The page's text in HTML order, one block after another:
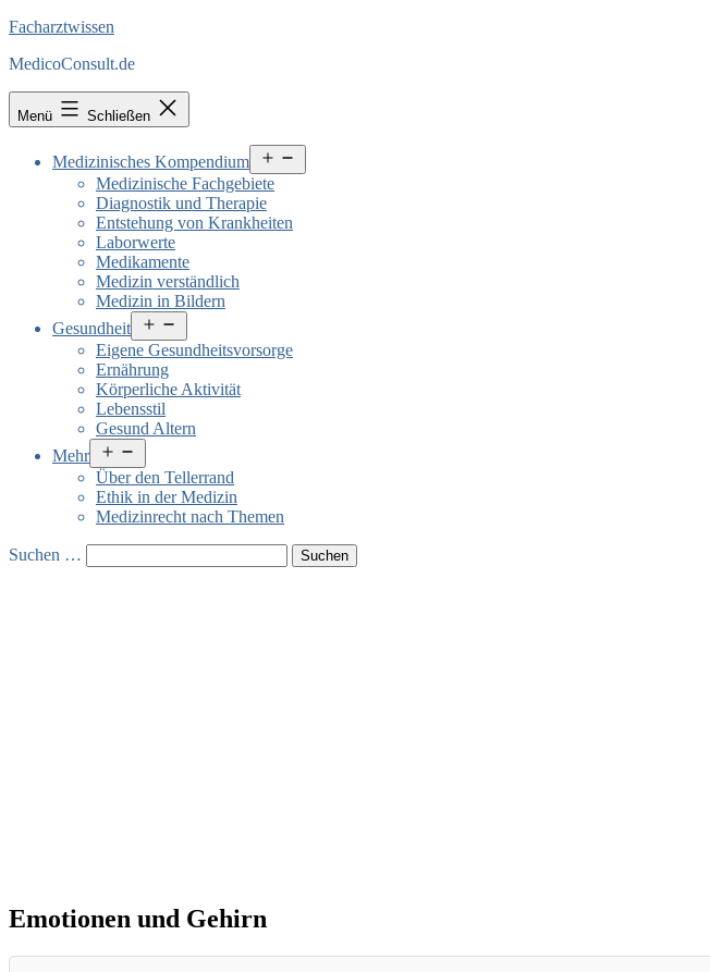
Facharztwissen
MedicoConsult.de
Menü Schließen
Medizinisches Kompendium
öffnen
Medizinische Fachgebiete
Diagnostik und Therapie
Entstehung von Krankheiten
Laborwerte
Medikamente
Medizin verständlich
Medizin in Bildern
Gesundheit
öffnen
Eigene Gesundheitsvorsorge
Ernährung
Körperliche Aktivität
Lebensstil
Gesund Altern
Mehr
öffnen
Über den Tellerrand
Ethik in der Medizin
Medizinrecht nach Themen
Suchen …
Emotionen und Gehirn